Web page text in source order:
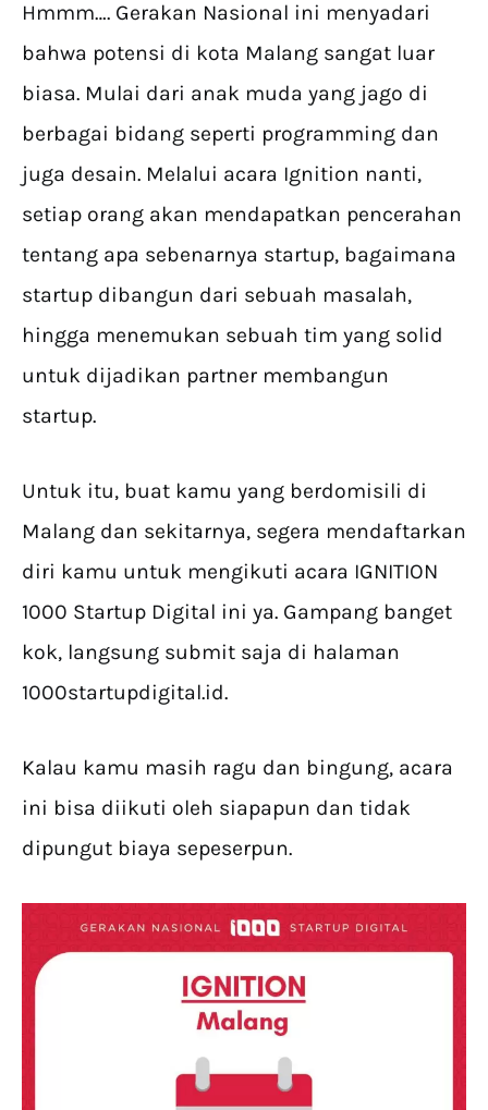
Hmmm…. Gerakan Nasional ini menyadari
bahwa potensi di kota Malang sangat luar
biasa. Mulai dari anak muda yang jago di
berbagai bidang seperti programming dan
juga desain. Melalui acara Ignition nanti,
setiap orang akan mendapatkan pencerahan
tentang apa sebenarnya startup, bagaimana
startup dibangun dari sebuah masalah,
hingga menemukan sebuah tim yang solid
untuk dijadikan partner membangun
startup.
Untuk itu, buat kamu yang berdomisili di
Malang dan sekitarnya, segera mendaftarkan
diri kamu untuk mengikuti acara IGNITION
1000 Startup Digital ini ya. Gampang banget
kok, langsung submit saja di halaman
1000startupdigital.id.
Kalau kamu masih ragu dan bingung, acara
ini bisa diikuti oleh siapapun dan tidak
dipungut biaya sepeserpun.